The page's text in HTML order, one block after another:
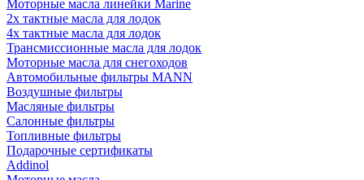
Моторные масла линейки Marine
2х тактные масла для лодок
4х тактные масла для лодок
Трансмиссионные масла для лодок
Моторные масла для снегоходов
Автомобильные фильтры MANN
Воздушные фильтры
Масляные фильтры
Салонные фильтры
Топливные фильтры
Подарочные сертификаты
Addinol